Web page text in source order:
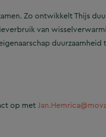
Zo ontwikkelt Thijs
van
op met